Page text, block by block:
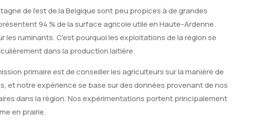
de l'est de la Belgique sont peu propices à de grandes
94 % de la surface agricole utile en Haute-Ardenne.
les ruminants. C'est pourquoi les exploitations de la région se
dans la production laitière.
primaire est de conseiller les agriculteurs sur la manière de
et notre expérience se base sur des données provenant de nos
dans la région. Nos expérimentations portent principalement
en prairie.